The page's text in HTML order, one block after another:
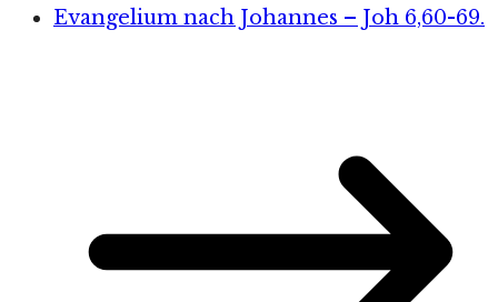
Evangelium nach Johannes – Joh 6,60-69.